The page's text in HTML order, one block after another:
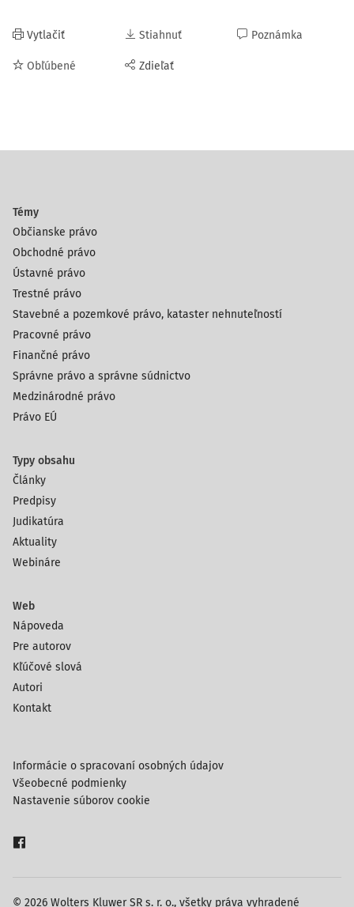
Vytlačiť
Obľúbené
Stiahnuť
Zdieľať
Poznámka
Témy
Občianske právo
Obchodné právo
Ústavné právo
Trestné právo
Stavebné a pozemkové právo, kataster nehnuteľností
Pracovné právo
Finančné právo
Správne právo a správne súdnictvo
Medzinárodné právo
Právo EÚ
Typy obsahu
Články
Predpisy
Judikatúra
Aktuality
Webináre
Web
Nápoveda
Pre autorov
Kľúčové slová
Autori
Kontakt
© 2026 Wolters Kluwer SR s. r. o., všetky práva vyhradené
Informácie o spracovaní osobných údajov
Všeobecné podmienky
Nastavenie súborov cookie